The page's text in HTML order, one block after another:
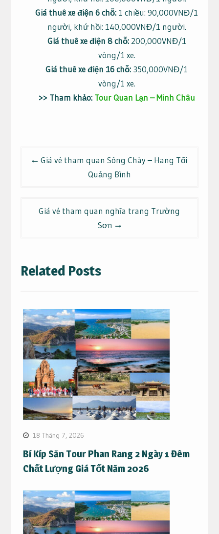
Giá thuê xe điện 6 chỗ: 1 chiều: 90,000VNĐ/1
người, khứ hồi: 140,000VNĐ/1 người.
Giá thuê xe điện 8 chỗ:200,000VNĐ/1
vòng/1 xe.
Giá thuê xe điện 16 chỗ: 350,000VNĐ/1
vòng/1 xe.
>> Tham khảo: Tour Quan Lạn – Minh Châu
Giá vé tham quan Sông Chày – Hang Tối
Quảng Bình
Giá vé tham quan nghĩa trang Trường
Sơn
Related Posts
18 Tháng 7, 2026
Bí Kíp Săn Tour Phan Rang 2 Ngày 1 Đêm
Chất Lượng Giá Tốt Năm 2026